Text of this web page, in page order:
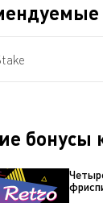
бонусы